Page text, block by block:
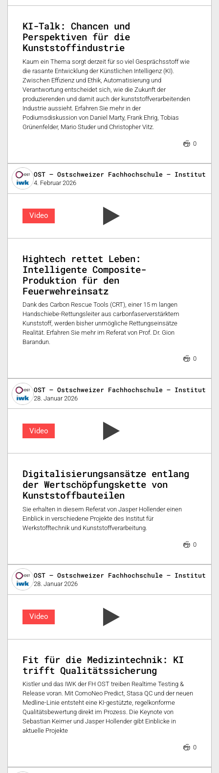
KI-Talk: Chancen und
Perspektiven für die
Kunststoffindustrie
Kaum ein Thema sorgt derzeit für so viel Gesprächsstoff wie
die rasante Entwicklung der Künstlichen Intelligenz (KI).
Zwischen Effizienz und Ethik, Automatisierung und
Verantwortung entscheidet sich, wie die Zukunft der
produzierenden und damit auch der kunststoffverarbeitenden
Industrie aussieht. Erfahren Sie mehr in der
Podiumsdiskussion von Daniel Marty, Frank Ehrig, Tobias
Grünenfelder, Mario Studer und Christopher Vitz.
0
OST – Ostschweizer Fachhochschule – Institut
4. Februar 2026
Video
Hightech rettet Leben:
Intelligente Composite-
Produktion für den
Feuerwehreinsatz
Dank des Carbon Rescue Tools (CRT), einer 15 m langen
Handschiebe-Rettungsleiter aus carbonfaserverstärktem
Kunststoff, werden bisher unmögliche Rettungseinsätze
Realität. Erfahren Sie mehr im Referat von Prof. Dr. Gion
Barandun.
0
OST – Ostschweizer Fachhochschule – Institut
28. Januar 2026
Video
Digitalisierungsansätze entlang
der Wertschöpfungskette von
Kunststoffbauteilen
Sie erhalten in diesem Referat von Jasper Hollender einen
Einblick in verschiedene Projekte des Institut für
Werkstofftechnik und Kunststoffverarbeitung.
0
OST – Ostschweizer Fachhochschule – Institut
28. Januar 2026
Video
Fit für die Medizintechnik: KI
trifft Qualitätssicherung
Kistler und das IWK der FH OST treiben Realtime Testing &
Release voran. Mit ComoNeo Predict, Stasa QC und der neuen
Medline-Linie entsteht eine KI-gestützte, regelkonforme
Qualitätsbewertung direkt im Prozess. Die Keynote von
Sebastian Keimer und Jasper Hollender gibt Einblicke in
aktuelle Projekte
0